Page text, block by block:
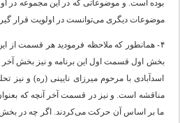
بوده است. و موضوعاتی که در این مجموعه در
موضوعات دیگری می‌توانست در اولویت قرار
۴- همانطور که ملاحظه فرمودید هر قسمت
بخش اول قسمت اول این برنامه و نیز بخش آخر
اسدآبادی با مرحوم میرزای نایینی (ره) و
مناقشه است. و نیز در قسمت آخر آنچه که
ما بر اساس آن حرکت می‌کردند. اگر چه در